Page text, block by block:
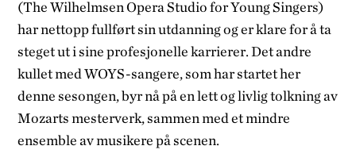
(The Wilhelmsen Opera Studio for Young Singers)
har nettopp fullført sin utdanning og er klare for å ta
steget ut i sine profesjonelle karrierer. Det andre
kullet med WOYS-sangere, som har startet her
denne sesongen, byr nå på en lett og livlig tolkning av
Mozarts mesterverk, sammen med et mindre
ensemble av musikere på scenen.